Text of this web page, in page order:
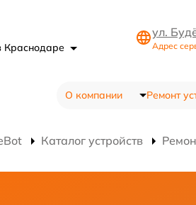
Краснодаре
ул.
Адрес
О компании Ремонт
Каталог устройств